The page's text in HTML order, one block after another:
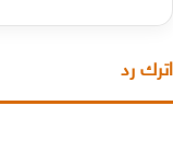
اترك رد